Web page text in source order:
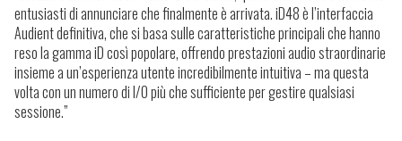
entusiasti di annunciare che finalmente è arrivata. iD48 è l’interfaccia
Audient definitiva, che si basa sulle caratteristiche principali che hanno
reso la gamma iD così popolare, offrendo prestazioni audio straordinarie
insieme a un’esperienza utente incredibilmente intuitiva – ma questa
volta con un numero di I/O più che sufficiente per gestire qualsiasi
sessione.”